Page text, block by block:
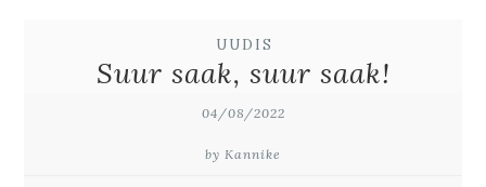
UUDIS
Suur saak, suur saak!
04/08/2022
by Kannike